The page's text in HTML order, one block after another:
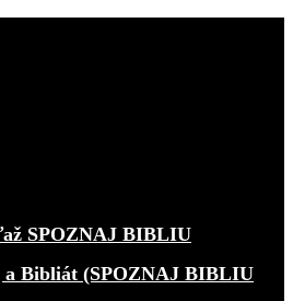
SPOZNAJ BIBLIU
a Bibliát (SPOZNAJ BIBLIU